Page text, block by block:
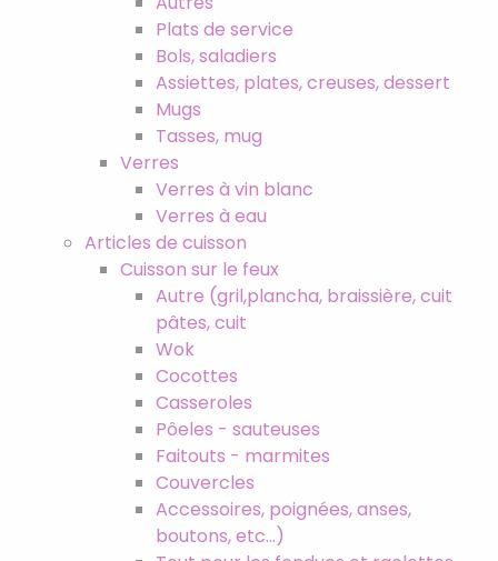
Plats de service
Bols, saladiers
Assiettes, plates, creuses, dessert
Mugs
Tasses, mug
Verres
Verres à vin blanc
Verres à eau
Articles de cuisson
Cuisson sur le feux
Autre (gril,plancha, braissière, cuit
pâtes, cuit
Wok
Cocottes
Casseroles
Pôeles - sauteuses
Faitouts - marmites
Couvercles
Accessoires, poignées, anses,
boutons, etc…)